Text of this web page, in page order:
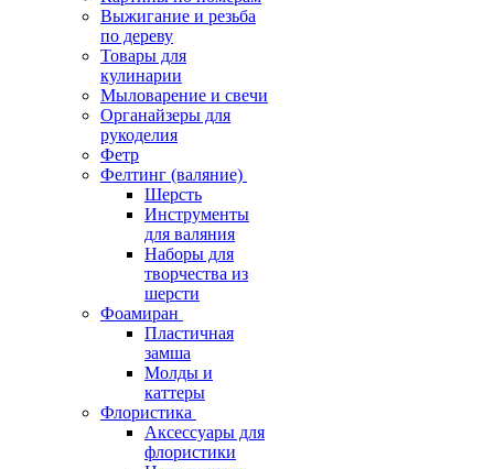
Выжигание и резьба
по дереву
Товары для
кулинарии
Мыловарение и свечи
Органайзеры для
рукоделия
Фетр
Фелтинг (валяние)
Шерсть
Инструменты
для валяния
Наборы для
творчества из
шерсти
Фоамиран
Пластичная
замша
Молды и
каттеры
Флористика
Аксессуары для
флористики